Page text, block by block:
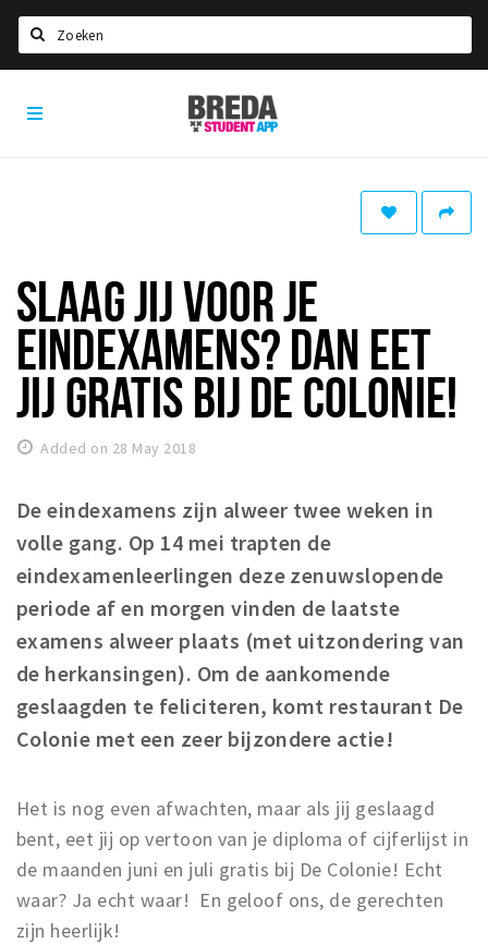
HOME
Student council
Student routes
New in town? Check FAQ!
Housing
Health insurance
General practitioner and first aid
Q&A
Breda Student Shop
Spin the wheel!
SportS
News
Agenda
Sights
Breda
Student
SLAAG JIJ VOOR JE
EINDEXAMENS? DAN EET
JIJ GRATIS BIJ DE COLONIE!
Added on 28 May 2018
De eindexamens zijn alweer twee weken in
volle gang. Op 14 mei trapten de
eindexamenleerlingen deze zenuwslopende
periode af en morgen vinden de laatste
examens alweer plaats (met uitzondering van
de herkansingen). Om de aankomende
geslaagden te feliciteren, komt restaurant De
Colonie met een zeer bijzondere actie!
Het is nog even afwachten, maar als jij geslaagd
bent, eet jij op vertoon van je diploma of cijferlijst in
de maanden juni en juli gratis bij De Colonie! Echt
waar? Ja echt waar! En geloof ons, de gerechten
zijn heerlijk!